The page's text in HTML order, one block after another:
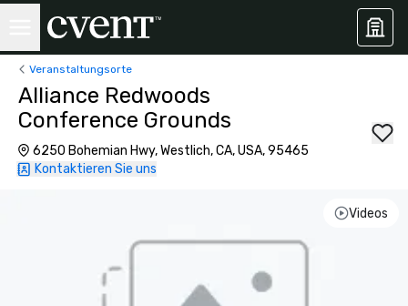
Veranstaltungsorte
Alliance Redwoods
Conference Grounds
6250 Bohemian Hwy, Westlich, CA, USA, 95465
Kontaktieren Sie uns
Videos